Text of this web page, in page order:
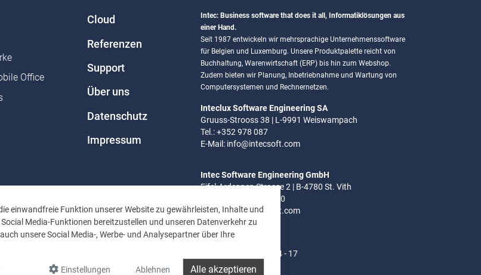
einwandfreie Funktion unserer Website zu gewährleisten, Inhalte und
Media-Funktionen bereitzustellen und unseren Datenverkehr zu
unsere Social Media-, Werbe- und Analysepartner über Ihre
Einstellungen Ablehnen Alle akzeptieren
Office
Cloud
Referenzen
Support
Über uns
Datenschutz
Impressum
Intec: Business software that does it all, Informatiklösungen aus
einer Hand.
Seit 1987 entwickeln wir mehrsprachige Unternehmenssoftware
für Belgien und Luxemburg. Unsere Produktpalette reicht von
Buchhaltung, Warenwirtschaft (ERP) bis hin zum Webshop.
Zudem bieten wir Planung, Inbetriebnahme und Wartung von
Computersystemen und Rechnernetzen.
Inteclux Software Engineering SA
Gruuss-Strooss 38 | L-9991 Weiswampach
Tel.: +352 978 087
E-Mail: info@intecsoft.com
Intec Software Engineering GmbH
Eifel-Ardennen Strasse 2 | B-4780 St. Vith
Tel.: +32 (0)80 280 080
E-Mail:info@intecsoft.com
Mo - Do: 8 - 12 Uhr | 14 - 17
Uhr